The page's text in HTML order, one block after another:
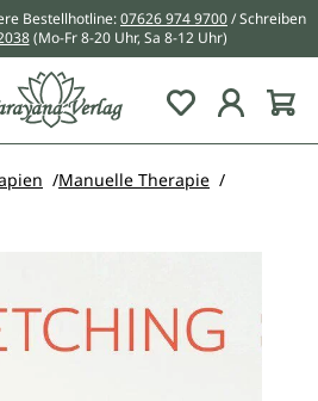
Bestellhotline:07626 974 9700/ Schreiben
(Mo-Fr 8-20 Uhr, Sa 8-12 Uhr)
Du hast 0
Manuelle Therapie